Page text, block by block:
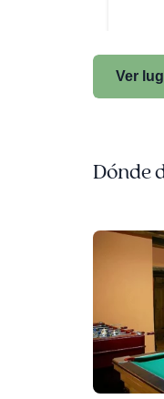
Ver
Dónde